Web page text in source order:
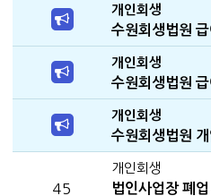
개인회생
수원회생법원
개인회생
수원회생법원
개인회생
수원회생법원
45
개인회생
법인사업장 폐